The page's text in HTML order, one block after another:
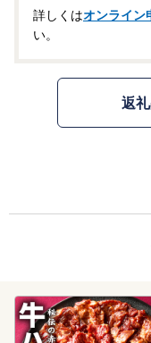
詳しくはオンライン
い。
返